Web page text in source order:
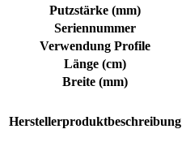
Putzstärke (mm)
Seriennummer
Verwendung Profile
Länge (cm)
Breite (mm)
Herstellerproduktbeschreibung